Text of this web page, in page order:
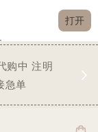
打开
购中 注明
急单